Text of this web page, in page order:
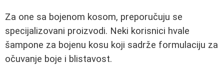
Za one sa bojenom kosom, preporučuju se
specijalizovani proizvodi. Neki korisnici hvale
šampone za bojenu kosu koji sadrže formulaciju za
očuvanje boje i blistavost.